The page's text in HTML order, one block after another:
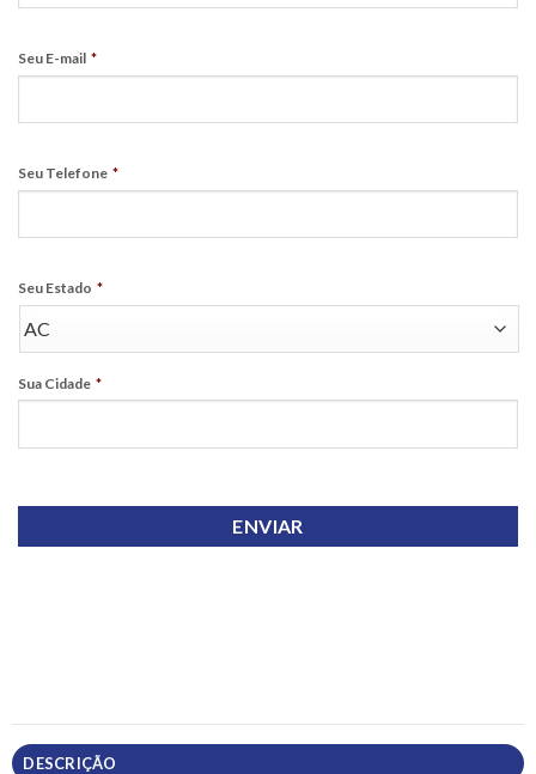
Seu E-mail *
Seu Telefone *
Seu Estado *
Sua Cidade *
DESCRIÇÃO